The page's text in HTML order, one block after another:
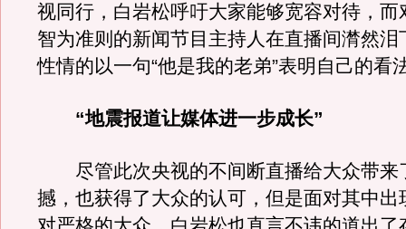
视同行，白岩松呼吁大家能够宽容对待，而
智为准则的新闻节目主持人在直播间潸然泪
性情的以一句“他是我的老弟”表明自己的看
“地震报道让媒体进一步成长”
尽管此次央视的不间断直播给大众带来
撼，也获得了大众的认可，但是面对其中出